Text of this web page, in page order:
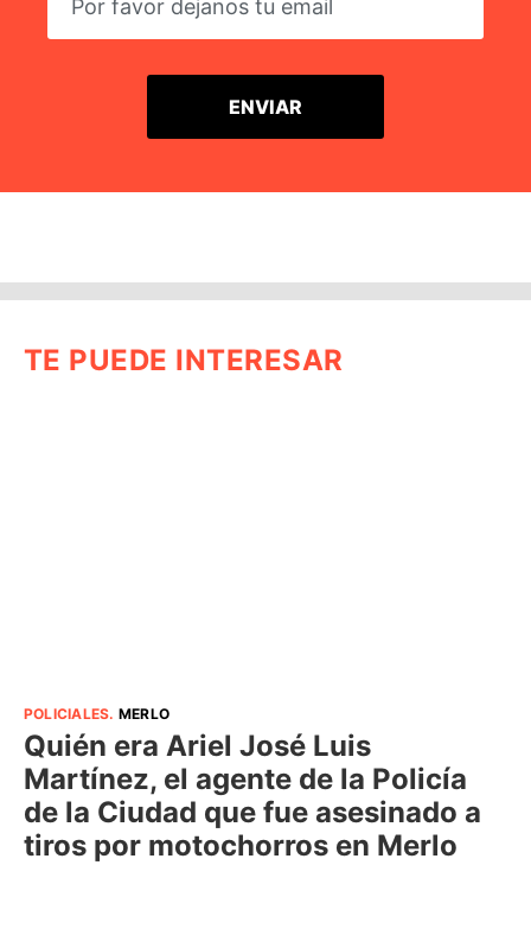
TE PUEDE INTERESAR
POLICIALES. MERLO
Quién era Ariel José Luis
Martínez, el agente de la Policía
de la Ciudad que fue asesinado a
tiros por motochorros en Merlo